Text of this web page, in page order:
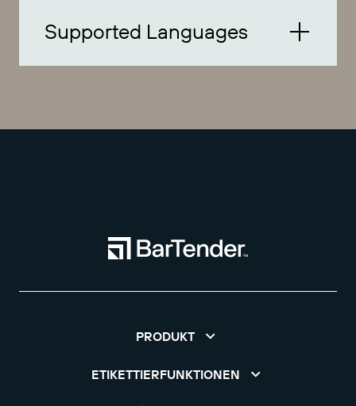
Supported Languages
PRODUKT
ETIKETTIERFUNKTIONEN